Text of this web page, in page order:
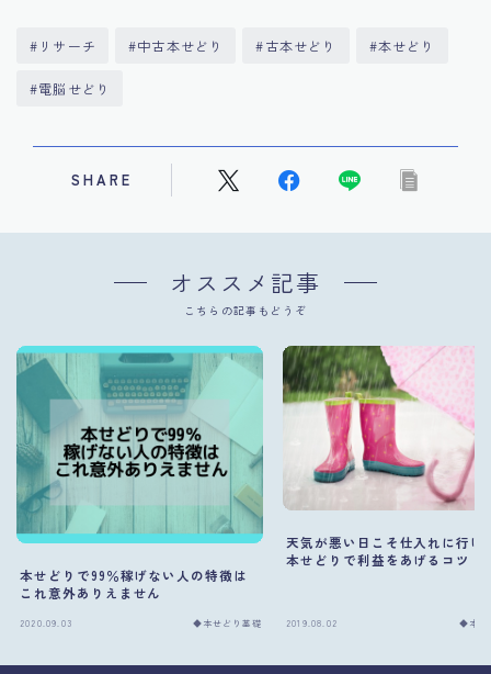
#リサーチ #中古本せどり #古本せどり #本せどり
#電脳せどり
SHARE
オススメ記事
こちらの記事もどうぞ
本せどりで99％稼げない人の特徴は
これ意外ありえません
2020.09.03 ◆本せどり基礎
天気が悪い日こそ仕入れに行け
本せどりで利益をあげるコツ
2019.08.02 ◆本せ